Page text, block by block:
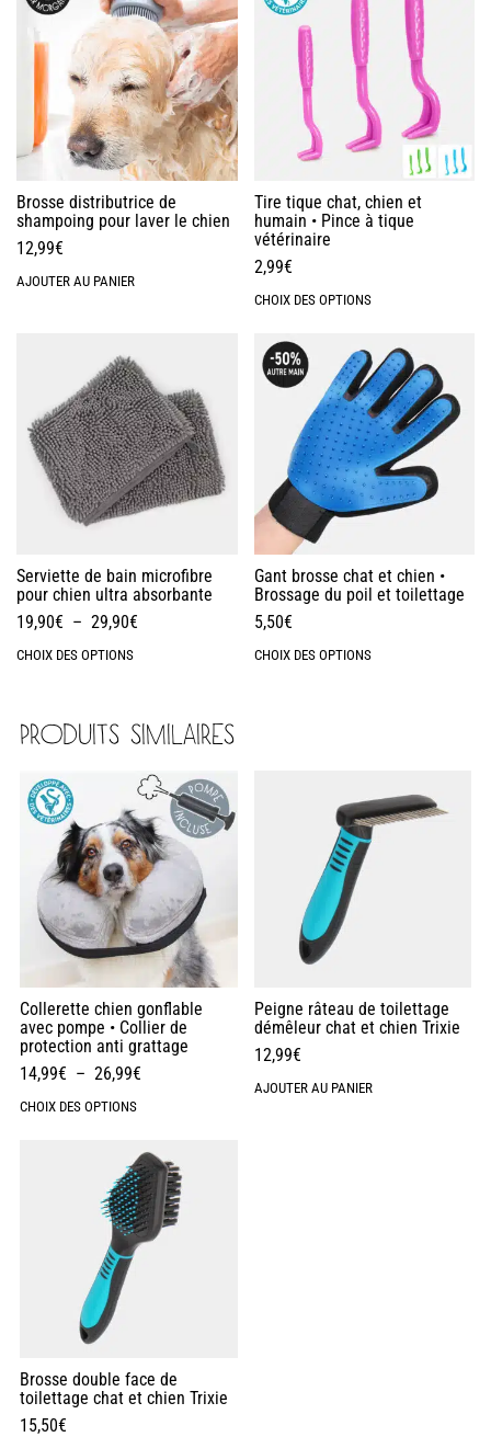
Brosse distributrice de
shampoing pour laver le chien
12,99€
AJOUTER AU PANIER
Tire tique chat, chien et
humain • Pince à tique
vétérinaire
2,99€
CHOIX DES OPTIONS
Serviette de bain microfibre
pour chien ultra absorbante
19,90€ – 29,90€
CHOIX DES OPTIONS
Gant brosse chat et chien •
Brossage du poil et toilettage
5,50€
CHOIX DES OPTIONS
PRODUITS SIMILAIRES
Collerette chien gonflable
avec pompe • Collier de
protection anti grattage
14,99€ – 26,99€
CHOIX DES OPTIONS
Peigne râteau de toilettage
démêleur chat et chien Trixie
12,99€
AJOUTER AU PANIER
Brosse double face de
toilettage chat et chien Trixie
15,50€